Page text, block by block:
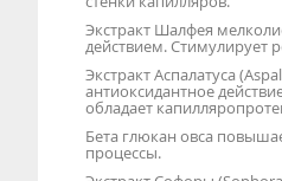
Экстракт Шалфея
действием. Стимулирует
Экстракт Аспалатуса
антиоксидантное
обладает
Бета глюкан овса
процессы.